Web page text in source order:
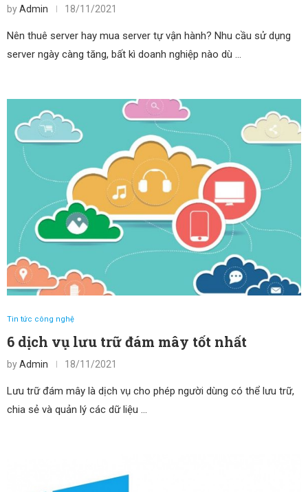
byAdmin 18/11/2021
Nên thuê server hay mua server tự vận hành? Nhu cầu sử dụng
server ngày càng tăng, bất kì doanh nghiệp nào dù …
Tin tức công nghệ
6 dịch vụ lưu trữ đám mây tốt nhất
byAdmin 18/11/2021
Lưu trữ đám mây là dịch vụ cho phép người dùng có thể lưu trữ,
chia sẻ và quản lý các dữ liệu …